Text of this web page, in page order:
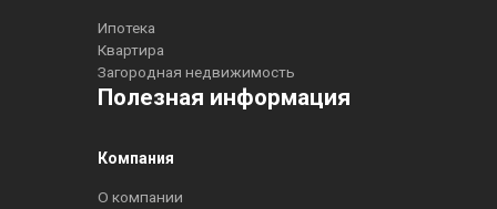
Ипотека
Квартира
Загородная недвижимость
Полезная информация
Компания
О компании